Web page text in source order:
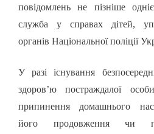
повідомлень не пізніше
служба у справах дітей,
органів Національної поліції
У разі існування
здоров’ю постраждалої
припинення домашнього
його продовження чи